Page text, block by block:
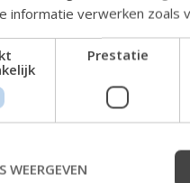
informatie verwerken zoals
Prestatie
WEERGEVEN